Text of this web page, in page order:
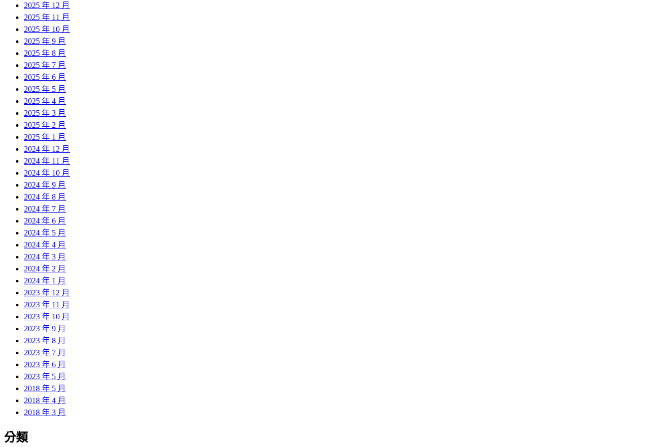
2025 年 12 月
2025 年 11 月
2025 年 10 月
2025 年 9 月
2025 年 8 月
2025 年 7 月
2025 年 6 月
2025 年 5 月
2025 年 4 月
2025 年 3 月
2025 年 2 月
2025 年 1 月
2024 年 12 月
2024 年 11 月
2024 年 10 月
2024 年 9 月
2024 年 8 月
2024 年 7 月
2024 年 6 月
2024 年 5 月
2024 年 4 月
2024 年 3 月
2024 年 2 月
2024 年 1 月
2023 年 12 月
2023 年 11 月
2023 年 10 月
2023 年 9 月
2023 年 8 月
2023 年 7 月
2023 年 6 月
2023 年 5 月
2018 年 5 月
2018 年 4 月
2018 年 3 月
分類